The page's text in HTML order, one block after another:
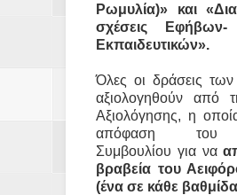
Ρωμυλία)» και
σχέσεις
Εκπαιδευτικών».
Όλες οι δράσεις
αξιολογηθούν από
Αξιολόγησης, η
απόφαση του
Συμβουλίου για να
βραβεία του
(ένα σε κάθε